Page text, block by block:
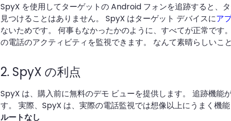
SpyX を使用してターゲットの Android フォンを追跡すると、
見つけることはありません。 SpyX はターゲット デバイスにア
ないためです。 何事もなかったかのように、すべてが正常です
の電話のアクティビティを監視できます。 なんて素晴らしいこと
2. SpyX の利点
SpyX は、購入前に無料のデモ ビューを提供します。 追跡機能
す。 実際、SpyX は、実際の電話監視では想像以上にうまく機
ルートなし